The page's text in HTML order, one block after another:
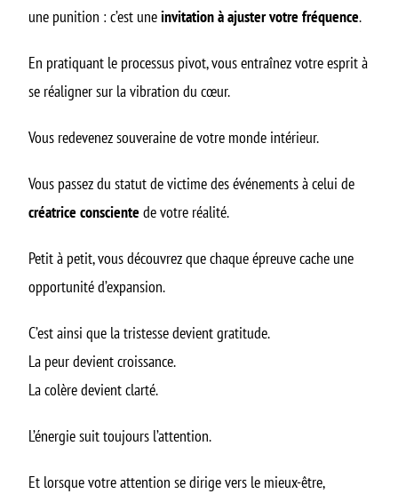
une punition : c’est uneinvitation à ajuster votre fréquence.
En pratiquant le processus pivot, vous entraînez votre esprit à
se réaligner sur la vibration du cœur.
Vous redevenez souveraine de votre monde intérieur.
Vous passez du statut de victime des événements à celui de
créatrice consciente de votre réalité.
Petit à petit, vous découvrez que chaque épreuve cache une
opportunité d’expansion.
C’est ainsi que la tristesse devient gratitude.
La peur devient croissance.
La colère devient clarté.
L’énergie suit toujours l’attention.
Et lorsque votre attention se dirige vers le mieux-être,